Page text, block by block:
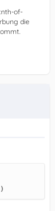
of-
die